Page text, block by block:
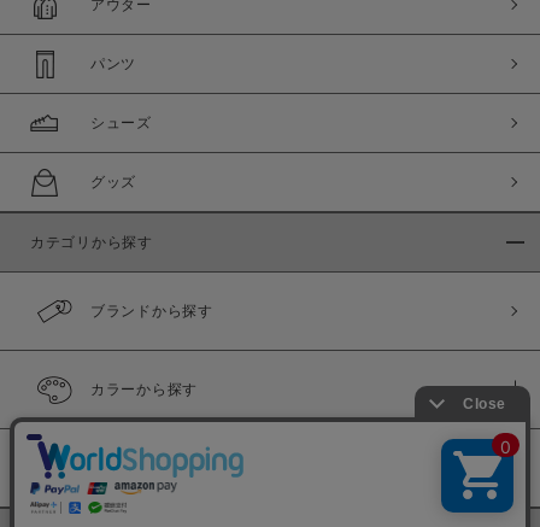
アウター
パンツ
シューズ
グッズ
カテゴリから探す
ブランドから探す
カラーから探す
履き比べ可能商品